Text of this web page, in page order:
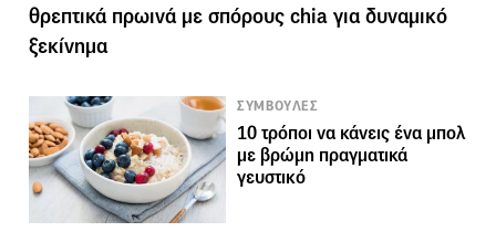
θρεπτικά πρωινά με σπόρους chia για δυναμικό
ξεκίνημα
ΣΥΜΒΟΥΛΕΣ
10 τρόποι να κάνεις ένα μπολ
με βρώμη πραγματικά
γευστικό